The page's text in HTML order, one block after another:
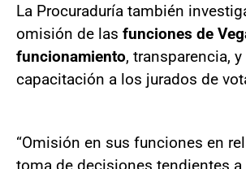
La Procuraduría también
omisión de las funciones de
funcionamiento, transparencia,
capacitación a los jurados de
“Omisión en sus funciones en
toma de decisiones tendientes a